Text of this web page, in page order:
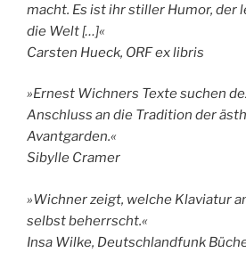
macht. Es ist ihr stiller Humor, der
die Welt […]«
Carsten Hueck, ORF ex libris
»Ernest Wichners Texte suchen
Anschluss an die Tradition der
Avantgarden.«
Sibylle Cramer
»Wichner zeigt, welche Klaviatur
selbst beherrscht.«
Insa Wilke, Deutschlandfunk